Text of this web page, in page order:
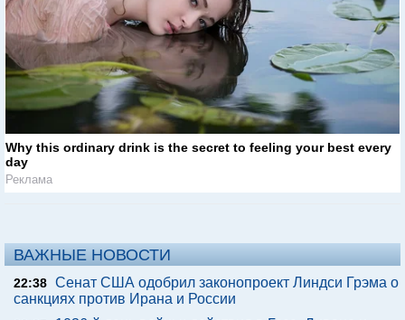
Why this ordinary drink is the secret to feeling your best every
day
Реклама
ВАЖНЫЕ НОВОСТИ
22:38 Сенат США одобрил законопроект Линдси Грэма о
санкциях против Ирана и России